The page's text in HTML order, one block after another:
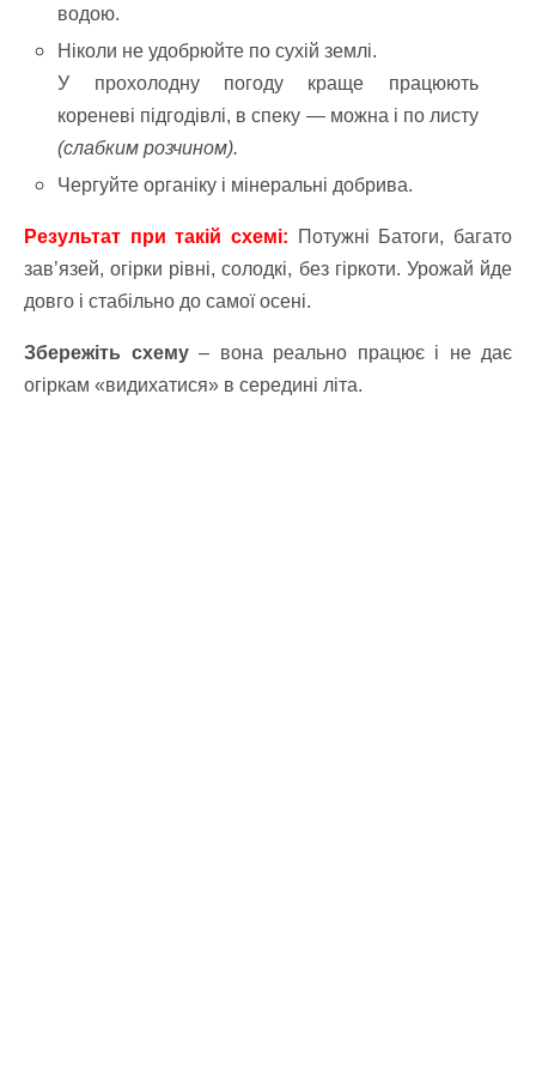
водою.
Ніколи не удобрюйте по сухій землі.
У прохолодну погоду краще працюють
кореневі підгодівлі, в спеку — можна і по листу
(слабким розчином).
Чергуйте органіку і мінеральні добрива.
Результат при такій схемі:
Потужні Батоги, багато
зав’язей, огірки рівні, солодкі, без гіркоти. Урожай йде
довго і стабільно до самої осені.
Збережіть схему– вона реально працює і не дає
огіркам «видихатися» в середині літа.